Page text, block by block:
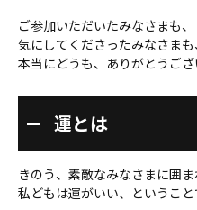
ご参加いただいたみなさまも、
気にしてくださったみなさまも
本当にどうも、ありがとうござ
運とは
きのう、素敵なみなさまに囲
私どもは運がいい、ということ